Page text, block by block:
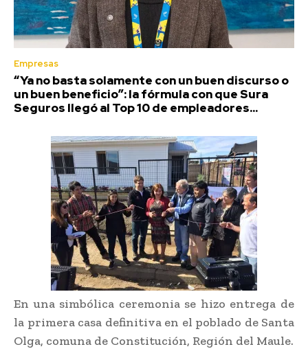
Empresas
“Ya no basta solamente con un buen discurso o
un buen beneficio”: la fórmula con que Sura
Seguros llegó al Top 10 de empleadores...
En una simbólica ceremonia se hizo entrega de
la primera casa definitiva en el poblado de Santa
Olga, comuna de Constitución, Región del Maule.